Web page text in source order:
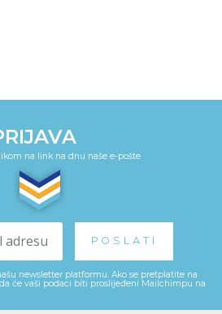
na link na dnu naše e-pošte
newsletter platformu. Ako se pretplatite na
će vaši podaci biti proslijeđeni Mailchimpu na